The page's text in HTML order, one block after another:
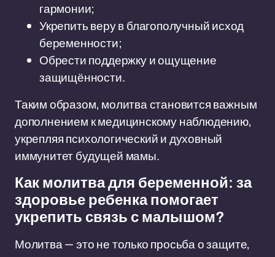
гармонии;
Укрепить веру в благополучный исход
беременности;
Обрести поддержку и ощущение
защищённости.
Таким образом, молитва становится важным
дополнением к медицинскому наблюдению,
укрепляя психологический и духовный
иммунитет будущей мамы.
Как молитва для беременной: за
здоровье ребенка помогает
укрепить связь с малышом?
Молитва — это не только просьба о защите,